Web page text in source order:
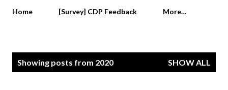
Home [Survey] CDP Feedback More…
Showing posts from 2020 SHOW ALL